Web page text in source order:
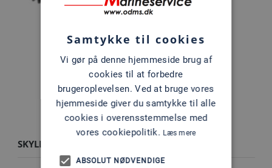
SKYLLESÆT
Samtykke til cookies
Vi gør på denne hjemmeside brug af
cookies til at forbedre
brugeroplevelsen. Ved at bruge vores
hjemmeside giver du samtykke til alle
cookies i overensstemmelse med
vores cookiepolitik. Læs mere
ABSOLUT NØDVENDIGE